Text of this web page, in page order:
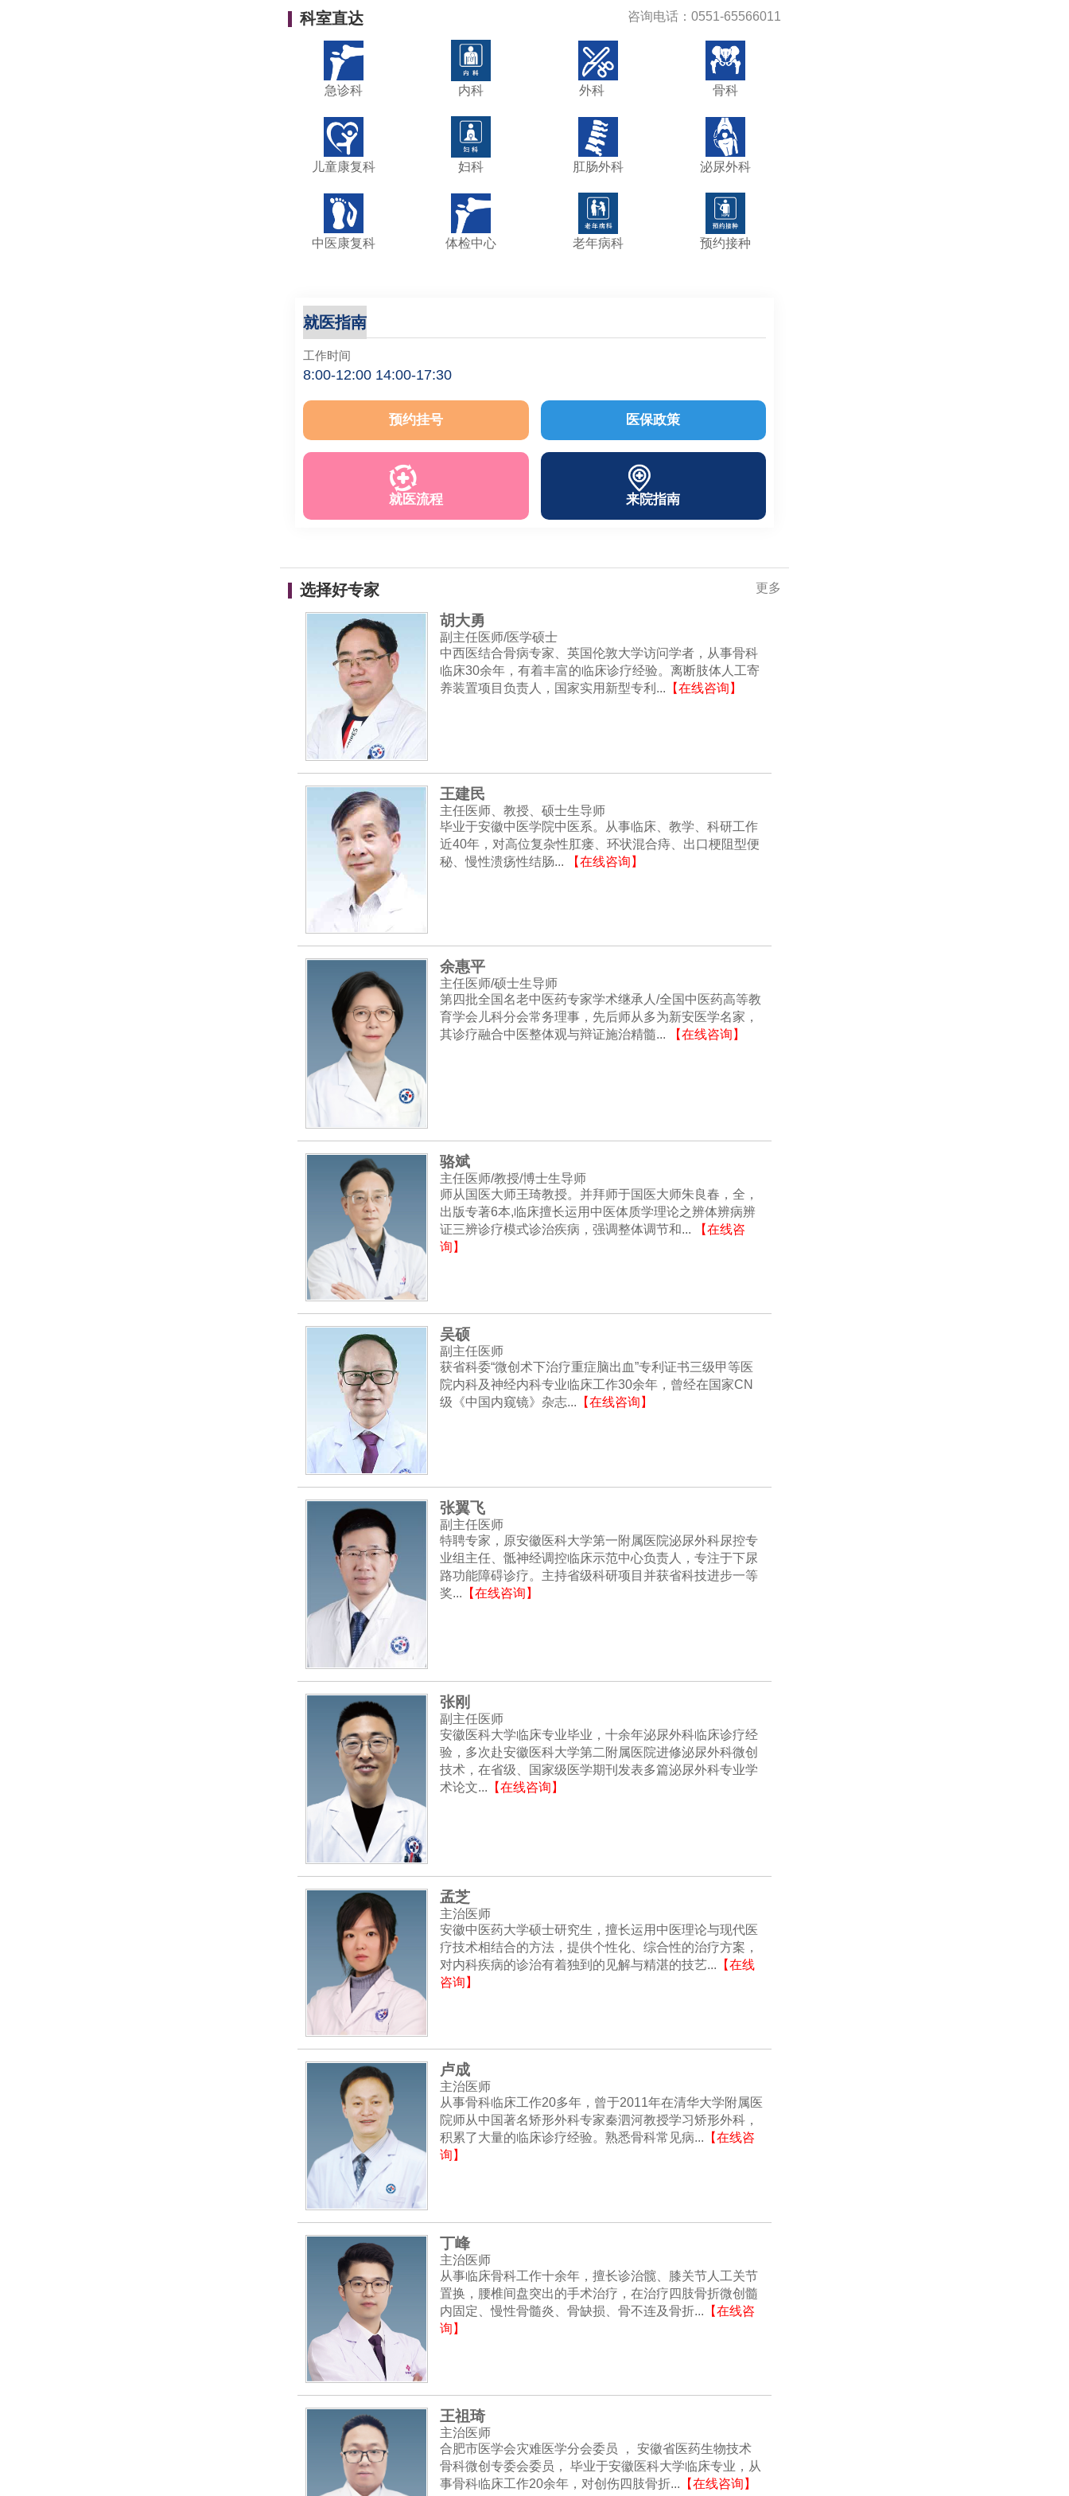
咨询电话：0551-65566011
科室直达
急诊科 内科 外科 骨科
儿童康复科 妇科 肛肠外科 泌尿外科
中医康复科 体检中心 老年病科 预约接种
就医指南
工作时间
8:00-12:00 14:00-17:30
预约挂号 医保政策
就医流程 来院指南
更多
选择好专家
胡大勇
副主任医师/医学硕士
中西医结合骨病专家、英国伦敦大学访问学者，从事骨科
临床30余年，有着丰富的临床诊疗经验。离断肢体人工寄
养装置项目负责人，国家实用新型专利... 【在线咨询】
王建民
主任医师、教授、硕士生导师
毕业于安徽中医学院中医系。从事临床、教学、科研工作
近40年，对高位复杂性肛瘘、环状混合痔、出口梗阻型便
秘、慢性溃疡性结肠... 【在线咨询】
余惠平
主任医师/硕士生导师
第四批全国名老中医药专家学术继承人/全国中医药高等教
育学会儿科分会常务理事，先后师从多为新安医学名家，
其诊疗融合中医整体观与辩证施治精髓... 【在线咨询】
骆斌
主任医师/教授/博士生导师
师从国医大师王琦教授。并拜师于国医大师朱良春，全，
出版专著6本,临床擅长运用中医体质学理论之辨体辨病辨
证三辨诊疗模式诊治疾病，强调整体调节和... 【在线咨
询】
吴硕
副主任医师
获省科委“微创术下治疗重症脑出血”专利证书三级甲等医
院内科及神经内科专业临床工作30余年，曾经在国家CN
级《中国内窥镜》杂志... 【在线咨询】
张翼飞
副主任医师
特聘专家，原安徽医科大学第一附属医院泌尿外科尿控专
业组主任、骶神经调控临床示范中心负责人，专注于下尿
路功能障碍诊疗。主持省级科研项目并获省科技进步一等
奖... 【在线咨询】
张刚
副主任医师
安徽医科大学临床专业毕业，十余年泌尿外科临床诊疗经
验，多次赴安徽医科大学第二附属医院进修泌尿外科微创
技术，在省级、国家级医学期刊发表多篇泌尿外科专业学
术论文... 【在线咨询】
孟芝
主治医师
安徽中医药大学硕士研究生，擅长运用中医理论与现代医
疗技术相结合的方法，提供个性化、综合性的治疗方案，
对内科疾病的诊治有着独到的见解与精湛的技艺... 【在线
咨询】
卢成
主治医师
从事骨科临床工作20多年，曾于2011年在清华大学附属医
院师从中国著名矫形外科专家秦泗河教授学习矫形外科，
积累了大量的临床诊疗经验。熟悉骨科常见病... 【在线咨
询】
丁峰
主治医师
从事临床骨科工作十余年，擅长诊治髋、膝关节人工关节
置换，腰椎间盘突出的手术治疗，在治疗四肢骨折微创髓
内固定、慢性骨髓炎、骨缺损、骨不连及骨折... 【在线咨
询】
王祖琦
主治医师
合肥市医学会灾难医学分会委员 ， 安徽省医药生物技术
骨科微创专委会委员， 毕业于安徽医科大学临床专业，从
事骨科临床工作20余年，对创伤四肢骨折... 【在线咨询】